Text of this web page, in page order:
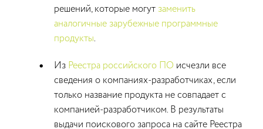
решений, которые могут заменить
аналогичные зарубежные программные
продукты.
Из Реестра российского ПО исчезли все
сведения о компаниях-разработчиках, если
только название продукта не совпадает с
компанией-разработчиком. В результаты
выдачи поискового запроса на сайте Реестра